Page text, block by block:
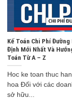
Kế Toán Chi Phí Đường
Định Mới Nhất Và
Toán Từ A – Z
Hoc ke toan thuc
hoa Đối với các
sở hữu...